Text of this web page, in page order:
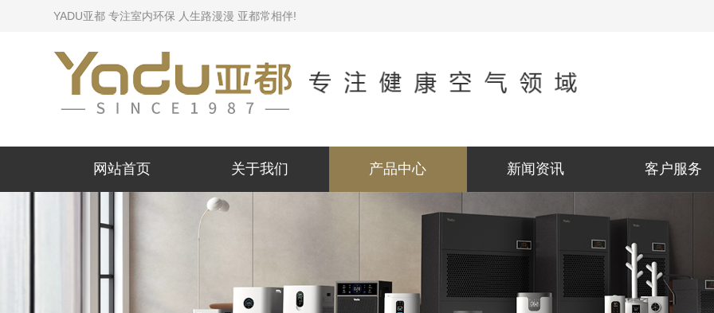
YADU亚都 专注室内环保 人生路漫漫 亚都常相伴!
网站首页 关于我们 产品中心 新闻资讯 客户服务